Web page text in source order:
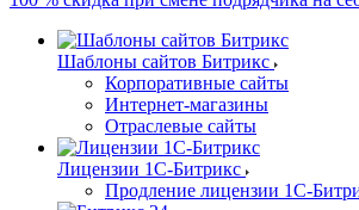
Шаблоны сайтов Битрикс
Корпоративные сайты
Интернет-магазины
Отраслевые сайты
Лицензии 1С-Битрикс
Продление лицензии 1С-